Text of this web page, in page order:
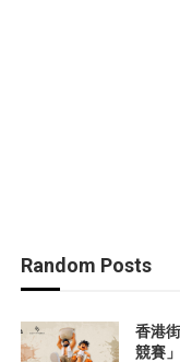
Random Posts
香港
競賽